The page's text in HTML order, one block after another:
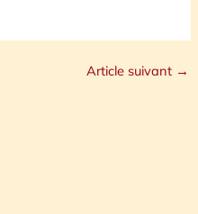
Article suivant →